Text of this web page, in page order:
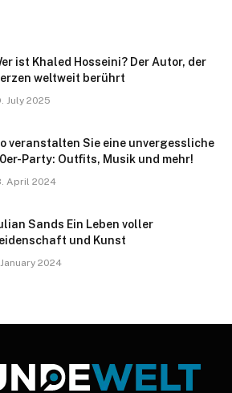
ist Khaled Hosseini? Der Autor, der
weltweit berührt
July 2025
veranstalten Sie eine unvergessliche
Party: Outfits, Musik und mehr!
April 2024
Sands Ein Leben voller
und Kunst
January 2024